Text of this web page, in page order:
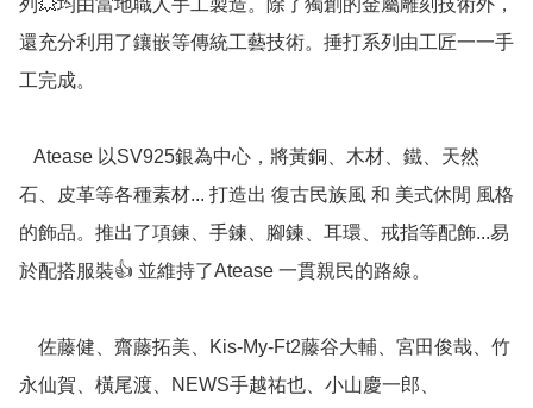
列💥均由當地職人手工製造。除了獨創的金屬雕刻技術外，
還充分利用了鑲嵌等傳統工藝技術。捶打系列由工匠一一手
工完成。
石、皮革等各種素材... 打造出 復古民族風 和 美式休閒 風格
的飾品。推出了項鍊、手鍊、腳鍊、耳環、戒指等配飾...易
於配搭服裝👍 並維持了Atease 一貫親民的路線。
永仙賀、橫尾渡、NEWS手越祐也、小山慶一郎、